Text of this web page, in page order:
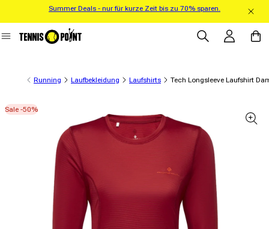
zum Inhalt
Summer Deals - nur für kurze Zeit bis zu 70% sparen.
Einloggen
Running Laufbekleidung Laufshirts Tech Longsleeve Laufshirt
Sale -50% springen